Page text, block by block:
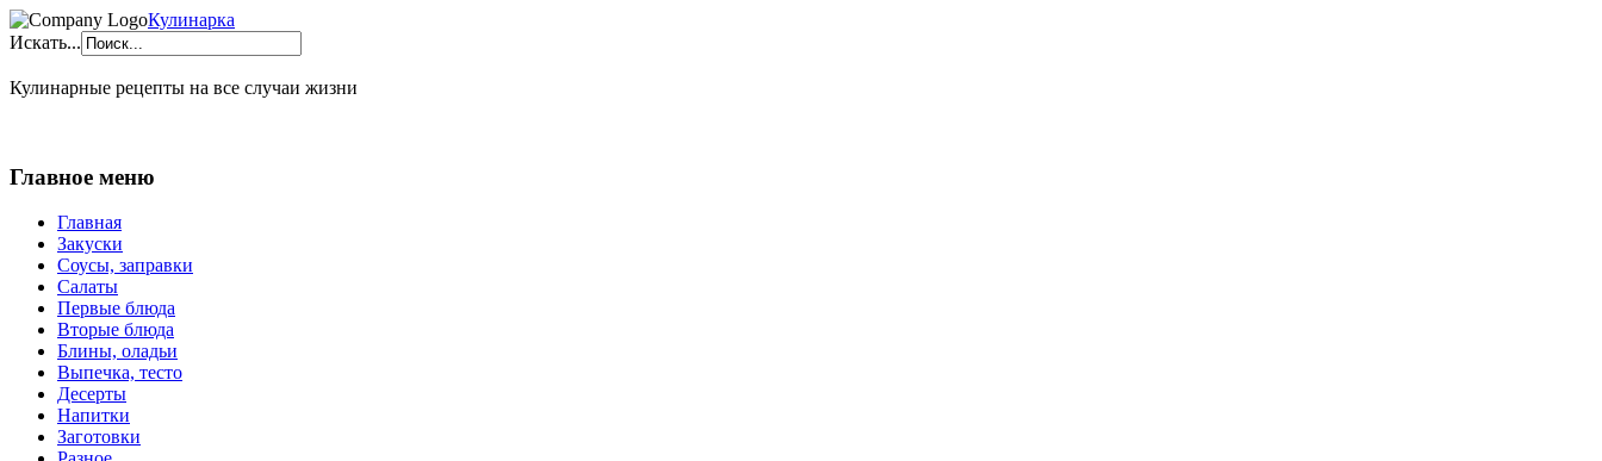
Кулинарка
Искать...
Кулинарные рецепты на все случаи жизни
Главное меню
Главная
Закуски
Соусы, заправки
Салаты
Первые блюда
Вторые блюда
Блины, оладьи
Выпечка, тесто
Десерты
Напитки
Заготовки